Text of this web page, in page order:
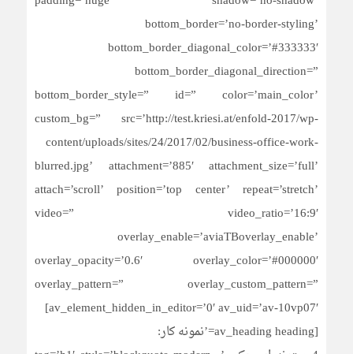
bottom_border=’no-border-styling’
bottom_border_diagonal_color=’#333333′
bottom_border_diagonal_direction=”
bottom_border_style=” id=” color=’main_color’
custom_bg=” src=’http://test.kriesi.at/enfold-2017/wp-
content/uploads/sites/24/2017/02/business-office-work-
blurred.jpg’ attachment=’885′ attachment_size=’full’
attach=’scroll’ position=’top center’ repeat=’stretch’
video=” video_ratio=’16:9′
overlay_enable=’aviaTBoverlay_enable’
overlay_opacity=’0.6′ overlay_color=’#000000′
overlay_pattern=” overlay_custom_pattern=”
av_element_hidden_in_editor=’0′ av_uid=’av-10vp07′]
[av_heading heading=’نمونه کار: